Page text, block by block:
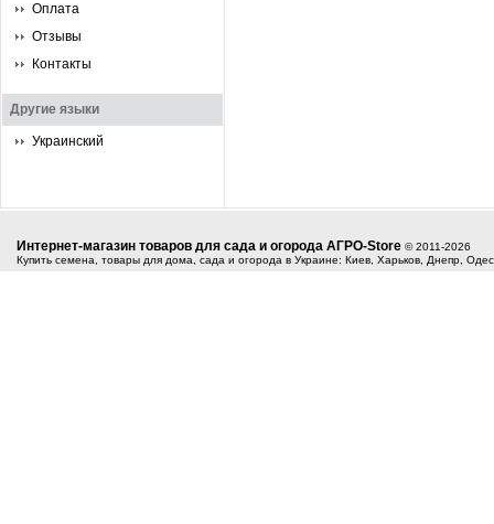
Оплата
Отзывы
Контакты
Другие языки
Украинский
Интернет-магазин товаров для сада и огорода АГРО-Store © 2011-2026
Купить семена, товары для дома, сада и огорода в Украине: Киев, Харьков, Днепр,